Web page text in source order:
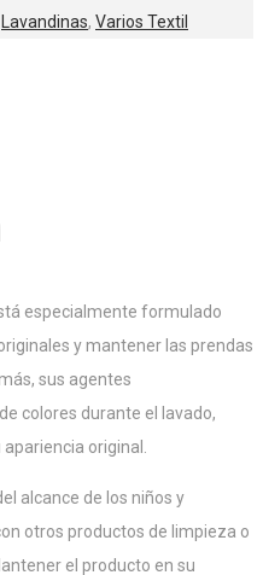
Lavandinas, Varios Textil
especialmente formulado
y mantener las prendas
sus agentes
colores durante el lavado,
original.
alcance de los niños y
otros productos de limpieza o
el producto en su